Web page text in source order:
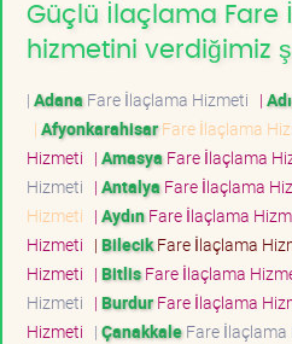
Güçlü İlaçlama Fare
hizmetini verdiğimiz
| Adana Fare İlaçlama Hizmeti |
| AfyonkarahisarFare İlaçlama
Hizmeti | Amasya Fare İlaçlama
Hizmeti | Antalya Fare İlaçlama
Hizmeti | AydınFare İlaçlama
Hizmeti | BilecikFare İlaçlama
Hizmeti | BitlisFare İlaçlama
Hizmeti | BurdurFare İlaçlama
Hizmeti | ÇanakkaleFare İlaçlama